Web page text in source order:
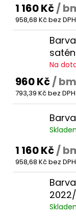
1 160 Kč/
958,68 Kč bez DPH
Na
960 Kč/ bm
793,39 Kč bez DPH
1 160 Kč/
958,68 Kč bez DPH